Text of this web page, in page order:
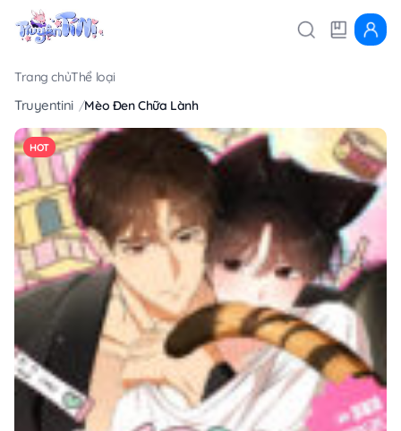
Trang chủThể loại
Truyentini Mèo Đen Chữa Lành
HOT